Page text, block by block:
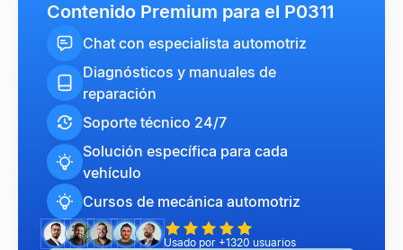
Contenido Premium para el P0311
Chat con especialista automotriz
Diagnósticos y manuales de
reparación
Soporte técnico 24/7
Solución específica para cada
vehículo
Cursos de mecánica automotriz
Usado por +1320 usuarios